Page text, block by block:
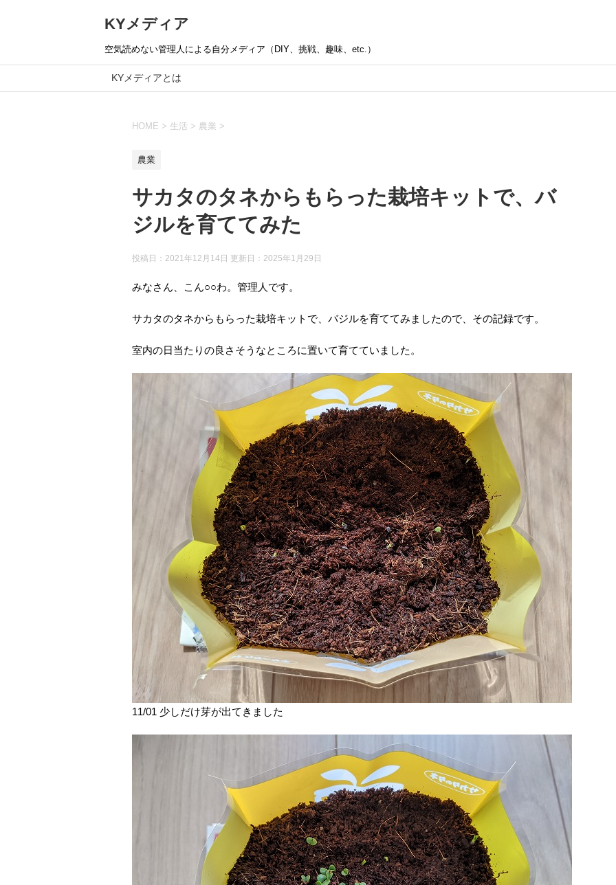
KYメディア
空気読めない管理人による自分メディア（DIY、挑戦、趣味、etc.）
KYメディアとは
HOME > 生活 > 農業 >
農業
サカタのタネからもらった栽培キットで、バ
ジルを育ててみた
投稿日：2021年12月14日 更新日： 2025年1月29日
みなさん、こん○○わ。管理人です。
サカタのタネからもらった栽培キットで、バジルを育ててみましたので、その記録です。
室内の日当たりの良さそうなところに置いて育てていました。
11/01 少しだけ芽が出てきました